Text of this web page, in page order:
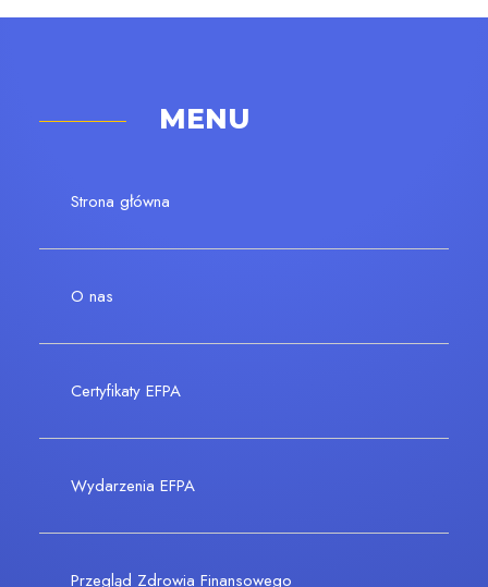
MENU
Strona główna
O nas
Certyfikaty EFPA
Wydarzenia EFPA
Przegląd Zdrowia Finansowego